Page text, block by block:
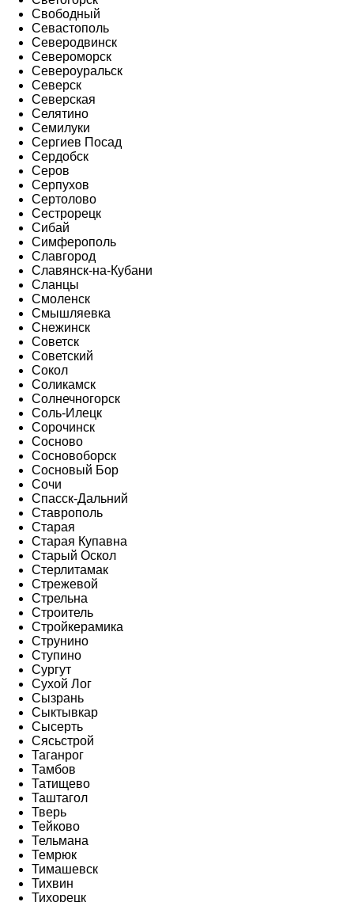
Свободный
Севастополь
Северодвинск
Североморск
Североуральск
Северск
Северская
Селятино
Семилуки
Сергиев Посад
Сердобск
Серов
Серпухов
Сертолово
Сестрорецк
Сибай
Симферополь
Славгород
Славянск-на-Кубани
Сланцы
Смоленск
Смышляевка
Снежинск
Советск
Советский
Сокол
Соликамск
Солнечногорск
Соль-Илецк
Сорочинск
Сосново
Сосновоборск
Сосновый Бор
Сочи
Спасск-Дальний
Ставрополь
Старая
Старая Купавна
Старый Оскол
Стерлитамак
Стрежевой
Стрельна
Строитель
Стройкерамика
Струнино
Ступино
Сургут
Сухой Лог
Сызрань
Сыктывкар
Сысерть
Сясьстрой
Таганрог
Тамбов
Татищево
Таштагол
Тверь
Тейково
Тельмана
Темрюк
Тимашевск
Тихвин
Тихорецк